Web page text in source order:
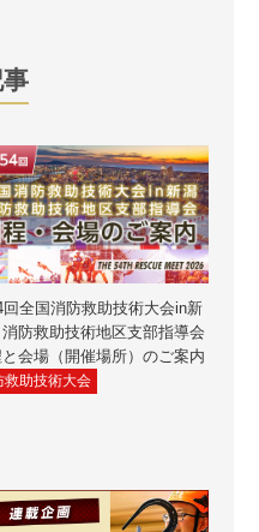
回全国消防救助技術大会in新
防救助技術地区支部指導会
と会場（開催場所）のご案内
救助技術大会